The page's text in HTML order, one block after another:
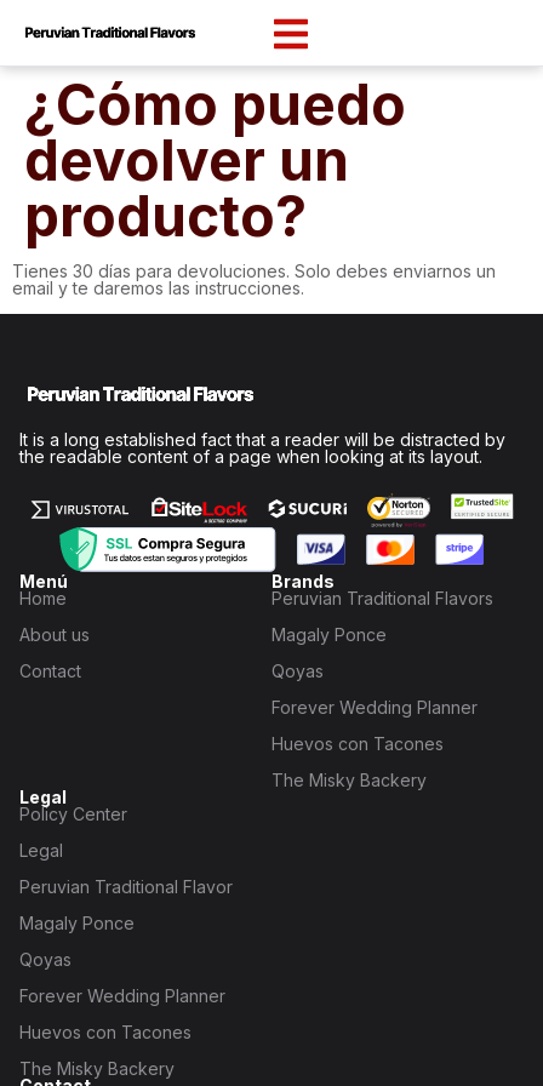
¿Cómo puedo
devolver un
producto?
Tienes 30 días para devoluciones. Solo debes enviarnos un
email y te daremos las instrucciones.
It is a long established fact that a reader will be distracted by
the readable content of a page when looking at its layout.
Menú
Home
About us
Contact
Brands
Peruvian Traditional Flavors
Magaly Ponce
Qoyas
Forever Wedding Planner
Huevos con Tacones
The Misky Backery
Legal
Policy Center
Legal
Peruvian Traditional Flavor
Magaly Ponce
Qoyas
Forever Wedding Planner
Huevos con Tacones
The Misky Backery